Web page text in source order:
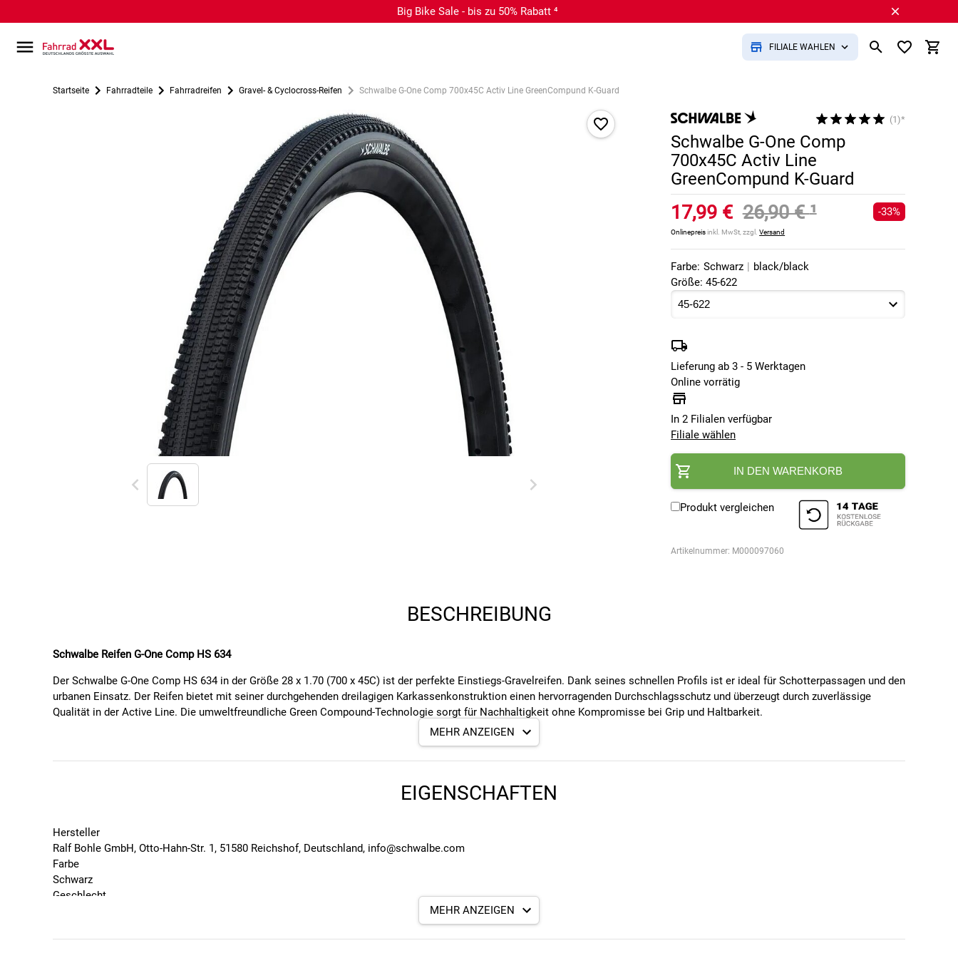
Big Bike Sale - bis zu 50% Rabatt ⁴
FILIALE WÄHLEN
Startseite Fahrradteile Fahrradreifen Gravel- & Cyclocross-Reifen Schwalbe G-One Comp 700x45C Activ Line GreenCompund K-Guard
(1)*
Schwalbe G-One Comp
700x45C Activ Line
GreenCompund K-Guard
17,99 € 26,90 €¹
Onlinepreisinkl. MwSt, zzgl.Versand
-33%
Farbe: Schwarz | black/black
Größe: 45-622
Lieferung ab 3 - 5 Werktagen
Online vorrätig
In 2 Filialen verfügbar
Filiale wählen
IN DEN WARENKORB
Produkt vergleichen
Artikelnummer: M000097060
BESCHREIBUNG
Schwalbe Reifen G-One Comp HS 634
Der Schwalbe G-One Comp HS 634 in der Größe 28 x 1.70 (700 x 45C) ist der perfekte Einstiegs-Gravelreifen. Dank seines schnellen Profils ist er ideal für Schotterpassagen und den
urbanen Einsatz. Der Reifen bietet mit seiner durchgehenden dreilagigen Karkassenkonstruktion einen hervorragenden Durchschlagsschutz und überzeugt durch zuverlässige
Qualität in der Active Line. Die umweltfreundliche Green Compound-Technologie sorgt für Nachhaltigkeit ohne Kompromisse bei Grip und Haltbarkeit.
Größe:28 x 1.70 (700 x 45C)
Art:Drahtreifen
Farbe:Schwarz
Technologien:
Green Compound:
Laufflächen-Gummi aus recycelten und nachwachsenden Rohstoffen für umweltfreundliche Herstellung.
Zuverlässige Markenqualität mit hochwertiger 50 EPI-Karkasse.
Geeignet für Pedelecs mit Tretunterstützung bis 25 km/h.
MEHR ANZEIGEN
EIGENSCHAFTEN
Hersteller
Ralf Bohle GmbH, Otto-Hahn-Str. 1, 51580 Reichshof, Deutschland, info@schwalbe.com
Farbe
Schwarz
Geschlecht
Schwalbe
MEHR ANZEIGEN